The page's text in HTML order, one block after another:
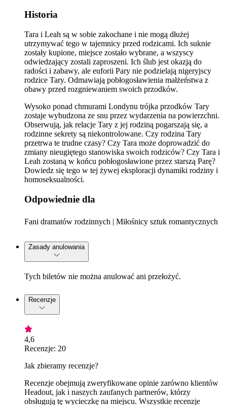
Historia
Tara i Leah są w sobie zakochane i nie mogą dłużej
utrzymywać tego w tajemnicy przed rodzicami. Ich suknie
zostały kupione, miejsce zostało wybrane, a wszyscy
odwiedzający zostali zaproszeni. Ich ślub jest okazją do
radości i zabawy, ale euforii Pary nie podzielają nigeryjscy
rodzice Tary. Odmawiają pobłogosławienia małżeństwa z
obawy przed rozgniewaniem swoich przodków.
Wysoko ponad chmurami Londynu trójka przodków Tary
zostaje wybudzona ze snu przez wydarzenia na powierzchni.
Obserwują, jak relacje Tary z jej rodziną pogarszają się, a
rodzinne sekrety są niekontrolowane. Czy rodzina Tary
przetrwa te trudne czasy? Czy Tara może doprowadzić do
zmiany nieugiętego stanowiska swoich rodziców? Czy Tara i
Leah zostaną w końcu pobłogosławione przez starszą Parę?
Dowiedz się tego w tej żywej eksploracji dynamiki rodziny i
homoseksualności.
Odpowiednie dla
Fani dramatów rodzinnych | Miłośnicy sztuk romantycznych
Zasady anulowania
Tych biletów nie można anulować ani przełożyć.
Recenzje
4,6
Recenzje: 20
Jak zbieramy recenzje?
Recenzje obejmują zweryfikowane opinie zarówno klientów
Headout, jak i naszych zaufanych partnerów, którzy
obsługują tę wycieczkę na miejscu. Wszystkie recenzje